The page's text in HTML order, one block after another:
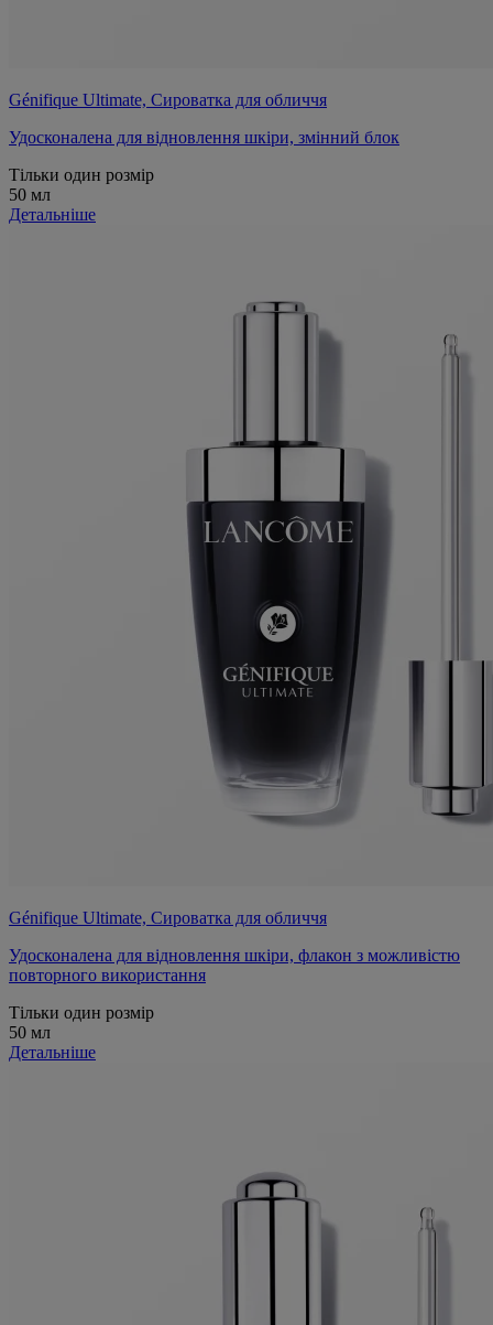
Génifique Ultimate, Сироватка для обличчя
Удосконалена для відновлення шкіри, змінний блок
Тільки один розмір
50 мл
Детальніше
Génifique Ultimate, Сироватка для обличчя
Удосконалена для відновлення шкіри, флакон з можливістю
повторного використання
Тільки один розмір
50 мл
Детальніше